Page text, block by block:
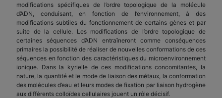
modifications spécifiques de l’ordre topologique de la molécule
d’ADN, conduisant, en fonction de l’environnement, à des
modifications subtiles du fonctionnement de certains gènes et par
suite de la cellule. Les modifications de l’ordre topologique de
certaines séquences d’ADN entraîneront comme conséquences
primaires la possibilité de réaliser de nouvelles conformations de ces
séquences en fonction des caractéristiques du microenvironnement
ionique. Dans la kyrielle de ces modifications concomitantes, la
nature, la quantité et le mode de liaison des métaux, la conformation
des molécules d’eau et leurs modes de fixation par liaison hydrogène
aux différents colloïdes cellulaires jouent un rôle décisif.